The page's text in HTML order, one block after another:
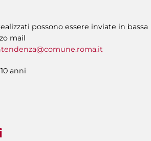
possono essere inviate in bassa
mail
anni